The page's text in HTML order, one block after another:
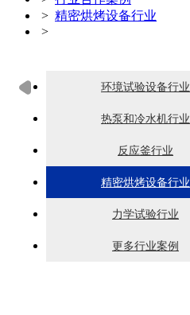
> 精密烘烤设备行业
>
环境试验设备行业
热泵和冷水机行业
反应釜行业
精密烘烤设备行业
力学试验行业
更多行业案例